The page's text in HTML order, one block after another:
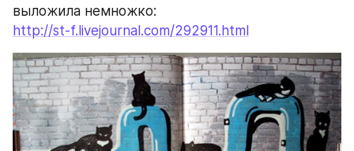
выложила немножко:
http://st-f.livejournal.com/292911.html